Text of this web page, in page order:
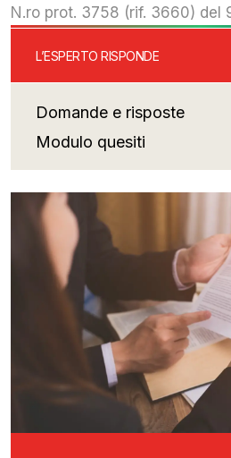
N.ro prot. 3758 (rif. 3660) del
L’ESPERTO RISPONDE
Domande e risposte
Modulo quesiti